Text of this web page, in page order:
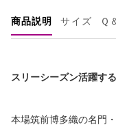
商品説明 サイズ Ｑ
スリーシーズン活躍す
本場筑前博多織の名門